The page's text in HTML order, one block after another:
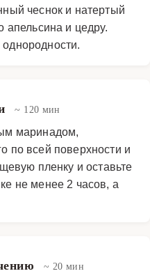
чеснок и натертый
апельсина и цедру.
~ 120 мин
маринадом,
по всей поверхности и
пленку и оставьте
не менее 2 часов, а
~ 20 мин